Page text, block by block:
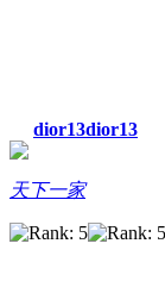
dior13dior13
天下一家